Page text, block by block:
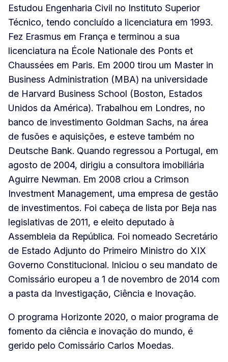
Estudou Engenharia Civil no Instituto Superior
Técnico, tendo concluído a licenciatura em 1993.
Fez Erasmus em França e terminou a sua
licenciatura na École Nationale des Ponts et
Chaussées em Paris. Em 2000 tirou um Master in
Business Administration (MBA) na universidade
de Harvard Business School (Boston, Estados
Unidos da América). Trabalhou em Londres, no
banco de investimento Goldman Sachs, na área
de fusões e aquisições, e esteve também no
Deutsche Bank. Quando regressou a Portugal, em
agosto de 2004, dirigiu a consultora imobiliária
Aguirre Newman. Em 2008 criou a Crimson
Investment Management, uma empresa de gestão
de investimentos. Foi cabeça de lista por Beja nas
legislativas de 2011, e eleito deputado à
Assembleia da República. Foi nomeado Secretário
de Estado Adjunto do Primeiro Ministro do XIX
Governo Constitucional. Iniciou o seu mandato de
Comissário europeu a 1 de novembro de 2014 com
a pasta da Investigação, Ciência e Inovação.
O programa Horizonte 2020, o maior programa de
fomento da ciência e inovação do mundo, é
gerido pelo Comissário Carlos Moedas.